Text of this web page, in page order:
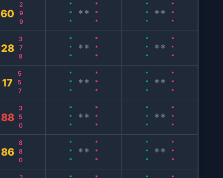
60 299 *** ** *** *** ** ***
28 378 *** ** *** *** ** ***
17 557 *** ** *** *** ** ***
88 350 *** ** *** *** ** ***
86 880 *** ** *** *** ** ***